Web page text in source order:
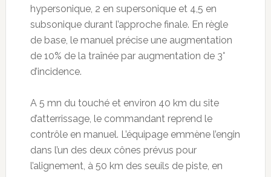
hypersonique, 2 en supersonique et 4,5 en
subsonique durant l’approche finale. En règle
de base, le manuel précise une augmentation
de 10% de la traînée par augmentation de 3°
d’incidence.
A 5 mn du touché et environ 40 km du site
d’atterrissage, le commandant reprend le
contrôle en manuel. L’équipage emmène l’engin
dans l’un des deux cônes prévus pour
l’alignement, à 50 km des seuils de piste, en